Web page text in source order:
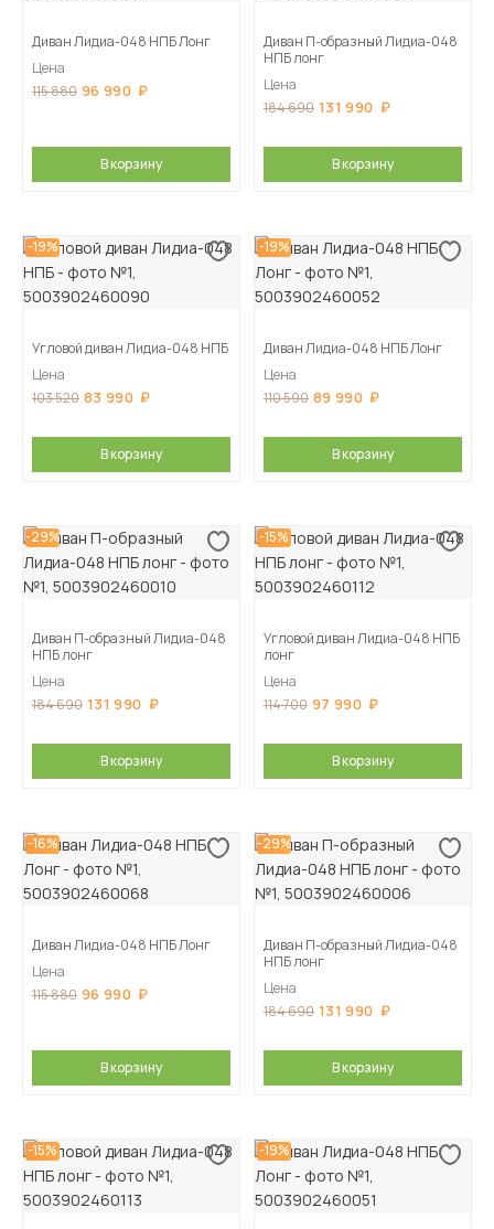
Диван Лидиа-048 НПБ Лонг
Цена
115 880 96 990
В корзину
Диван П-образный Лидиа-048
НПБ лонг
Цена
184 690 131 990
В корзину
-19%
Угловой диван Лидиа-048 НПБ
Цена
103 520 83 990
В корзину
-19%
Диван Лидиа-048 НПБ Лонг
Цена
110 590 89 990
В корзину
-29%
Диван П-образный Лидиа-048
НПБ лонг
Цена
184 690 131 990
В корзину
-15%
Угловой диван Лидиа-048 НПБ
лонг
Цена
114 700 97 990
В корзину
-16%
Диван Лидиа-048 НПБ Лонг
Цена
115 880 96 990
В корзину
-29%
Диван П-образный Лидиа-048
НПБ лонг
Цена
184 690 131 990
В корзину
-15% -19%